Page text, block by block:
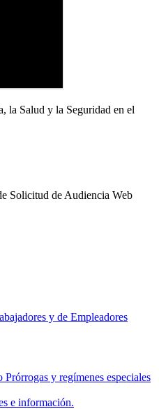
la Salud y la Seguridad en el
Solicitud de Audiencia Web
y de Empleadores
Prórrogas y regímenes especiales
e información.